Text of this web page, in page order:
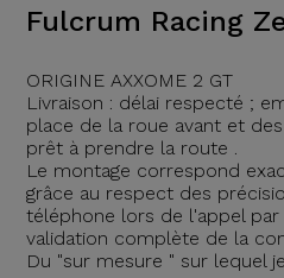
Fulcrum Racing
ORIGINE AXXOME 2 GT
Livraison : délai respecté ;
place de la roue avant et
prêt à prendre la route .
Le montage correspond
grâce au respect des
téléphone lors de l'appel
validation complète de la
Du "sur mesure " sur lequel